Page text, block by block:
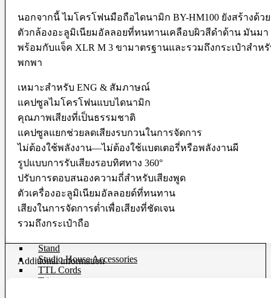
Shoe Mount
Voice Recorder
Windbuster & Wind Screen
Wireless Microphone
Flash & Light
Continue Light
Flash
Ringlight
Studio Light
Studio BOX
Studio House Equipment
Barndoors
Color Gel Filter
Clamp
Reflectors
Stand
Studio House Accessories
TTL Cords
Trigger
นอกจากนี้ ไมโครโฟนมือถือไดนามิก BY-HM100 ยังสร้างด้วย
ตัวกล้องอะลูมิเนียมอัลลอยที่ทนทานเคลือบผิวสีดำด้าน มันมา
พร้อมกับแจ็ค XLR M 3 ขามาตรฐานและรวมถึงกระเป๋าสำห
พกพา
เหมาะสำหรับ ENG & สัมภาษณ์
แคปซูลไมโครโฟนแบบไดนามิก
คุณภาพเสียงที่เป็นธรรมชาติ
แคปซูลแยกช่วยลดเสียงรบกวนในการจัดการ
ไม่ต้องใช้พลังงาน—ไม่ต้องใช้แบตเตอรี่หรือพลังงานผี
รูปแบบการรับเสียงรอบทิศทาง 360°
ปรับการตอบสนองความถี่สำหรับเสียงพูด
ตัวเครื่องอะลูมิเนียมอัลลอยด์ที่ทนทาน
เสียงในการจัดการต่ำเพื่อเสียงที่ชัดเจน
รวมถึงกระเป๋าถือ
Additional information